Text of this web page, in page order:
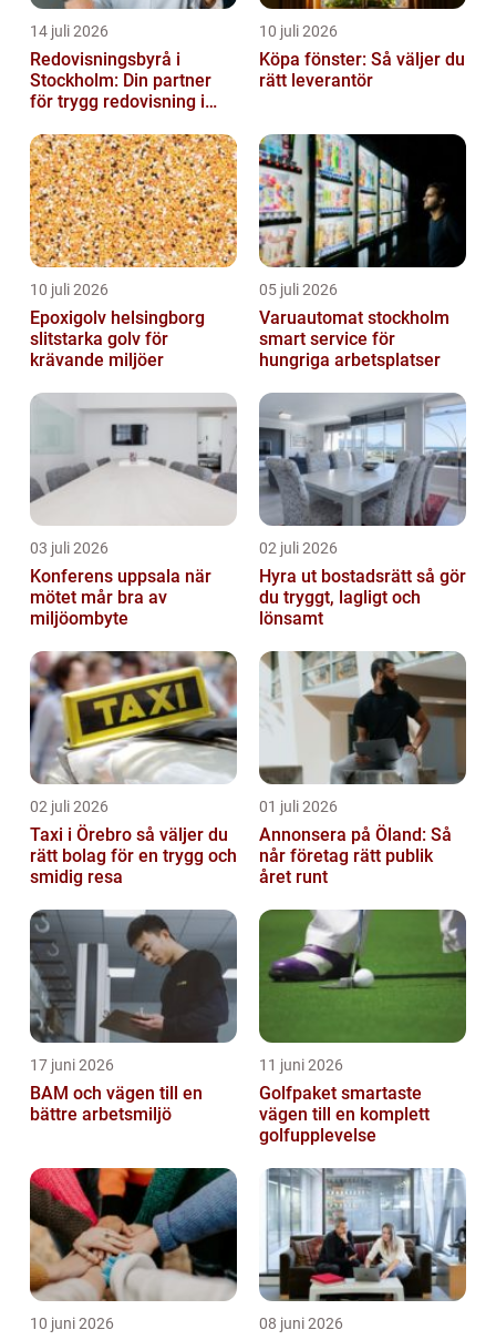
14 juli 2026
Redovisningsbyrå i
Stockholm: Din partner
för trygg redovisning i
10 juli 2026
Köpa fönster: Så väljer du
rätt leverantör
10 juli 2026
Epoxigolv helsingborg
slitstarka golv för
krävande miljöer
05 juli 2026
Varuautomat stockholm
smart service för
hungriga arbetsplatser
03 juli 2026
Konferens uppsala när
mötet mår bra av
miljöombyte
02 juli 2026
Hyra ut bostadsrätt så gör
du tryggt, lagligt och
lönsamt
02 juli 2026
Taxi i Örebro så väljer du
rätt bolag för en trygg och
smidig resa
01 juli 2026
Annonsera på Öland: Så
når företag rätt publik
året runt
17 juni 2026
BAM och vägen till en
bättre arbetsmiljö
11 juni 2026
Golfpaket smartaste
vägen till en komplett
golfupplevelse
10 juni 2026 08 juni 2026